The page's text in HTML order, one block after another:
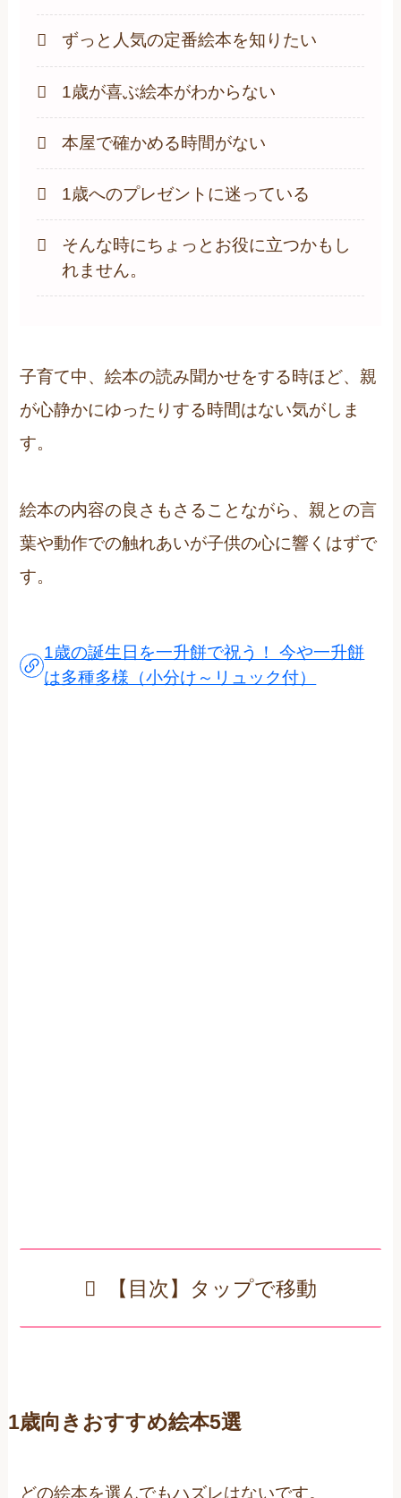
ずっと人気の定番絵本を知りたい
1歳が喜ぶ絵本がわからない
本屋で確かめる時間がない
1歳へのプレゼントに迷っている
そんな時にちょっとお役に立つかもし
れません。
子育て中、絵本の読み聞かせをする時ほど、親
が心静かにゆったりする時間はない気がしま
す。
絵本の内容の良さもさることながら、親との言
葉や動作での触れあいが子供の心に響くはずで
す。
1歳の誕生日を一升餅で祝う！ 今や一升餅
は多種多様（小分け～リュック付）
【目次】タップで移動
1歳向きおすすめ絵本5選
どの絵本を選んでもハズレはないです。